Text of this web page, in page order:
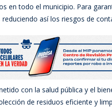
en todo el municipio. Para
así los riesgos de
con la salud pública y el
de residuos eficiente y